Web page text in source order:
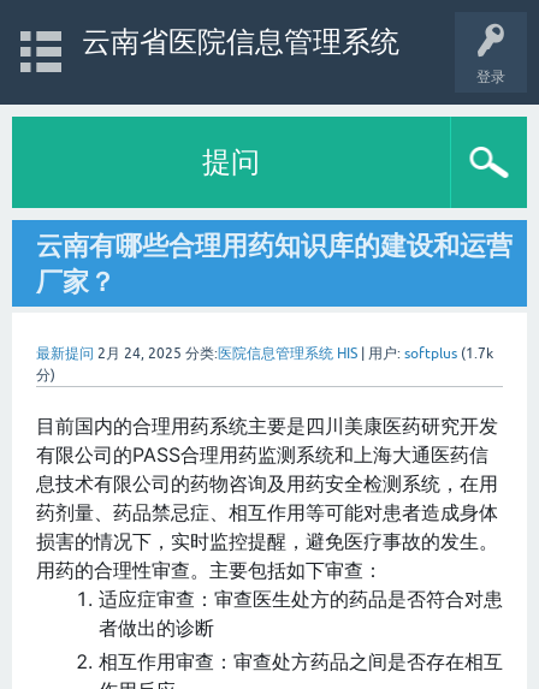
登录
云南省医院信息管理系统
提问
云南有哪些合理用药知识库的建设和运营
厂家？
最新提问 2月 24, 2025 分类:医院信息管理系统 HIS 用户: softplus (1.7k
分)
目前国内的合理用药系统主要是四川美康医药研究开发
有限公司的PASS合理用药监测系统和上海大通医药信
息技术有限公司的药物咨询及用药安全检测系统，在用
药剂量、药品禁忌症、相互作用等可能对患者造成身体
损害的情况下，实时监控提醒，避免医疗事故的发生。
用药的合理性审查。主要包括如下审查：
适应症审查：审查医生处方的药品是否符合对患
者做出的诊断
相互作用审查：审查处方药品之间是否存在相互